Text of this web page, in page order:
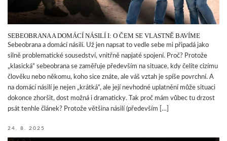
SEBEOBRANA A DOMÁCÍ NÁSILÍ I: O ČEM SE VLASTNĚ BAVÍME
Sebeobrana a domácí násilí. Už jen napsat to vedle sebe mi připadá jako
silně problematické sousedství, vnitřně napjaté spojení. Proč? Protože
„klasická“ sebeobrana se zaměřuje především na situace, kdy čelíte cizímu
člověku nebo někomu, koho sice znáte, ale váš vztah je spíše povrchní. A
na domácí násilí je nejen „krátká“, ale její nevhodné uplatnění může situaci
dokonce zhoršit, dost možná i dramaticky. Tak proč mám vůbec tu drzost
psát tenhle článek? Protože většina násilí (především […]
24. 8. 2025